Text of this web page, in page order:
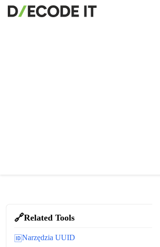
🔗Related Tools
🆔Narzędzia UUID